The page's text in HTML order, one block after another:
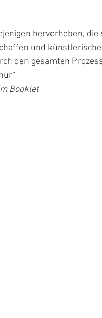
hervorheben,
und
den gesamten
Booklet